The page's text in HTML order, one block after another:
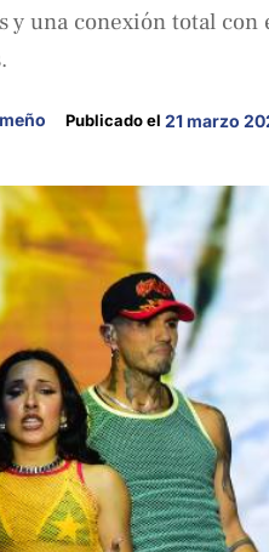
y una conexión total
Publicado el 21 marzo